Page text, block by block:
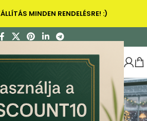
MINDEN RENDELÉSRE! :)